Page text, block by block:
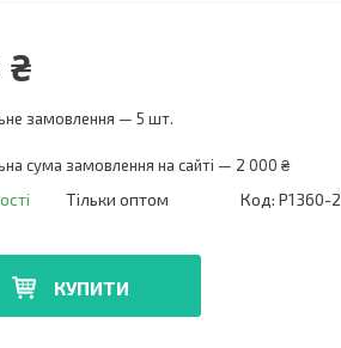
₴
замовлення — 5 шт.
сума замовлення на сайті — 2 000 ₴
Тільки оптом Код: P1360-
КУПИТИ